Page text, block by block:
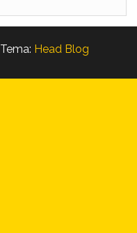
Tema: Head Blog